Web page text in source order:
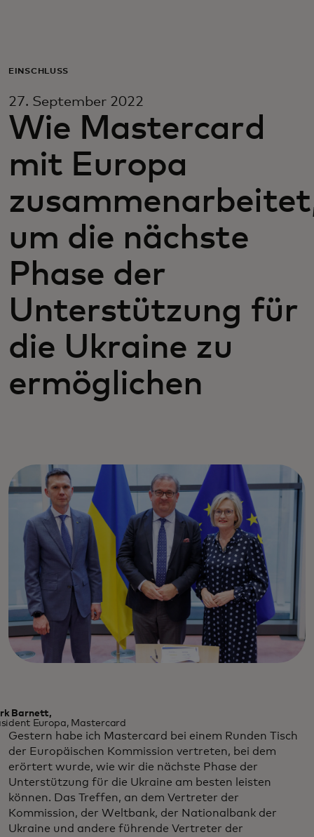
Für Unternehmen
Für die Welt
Für Innovatoren
Neuigkeiten und Trends
EINSCHLUSS
27. September 2022
Wie Mastercard
mit Europa
um die nächste
Phase der
Unterstützung für
die Ukraine zu
ermöglichen
Barnett,
Europa, Mastercard
Gestern habe ich Mastercard bei einem Runden Tisch
der Europäischen Kommission vertreten, bei dem
erörtert wurde, wie wir die nächste Phase der
Unterstützung für die Ukraine am besten leisten
können. Das Treffen, an dem Vertreter der
Kommission, der Weltbank, der Nationalbank der
Ukraine und andere führende Vertreter der